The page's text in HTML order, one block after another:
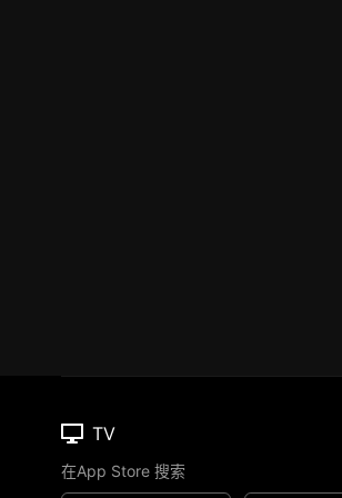
TV
在App Store 搜索